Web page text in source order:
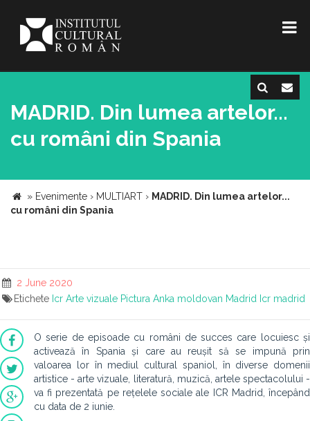
MADRID. Din lumea artelor...
cu români din Spania
» Evenimente › MULTIART › MADRID. Din lumea artelor...
cu români din Spania
2 June 2020
Etichete Icr Arte vizuale Pictura Anka moldovan Madrid Icr madrid
O serie de episoade cu români de succes care locuiesc și
activează în Spania și care au reușit să se impună prin
valoarea lor în mediul cultural spaniol, în diverse domenii
artistice - arte vizuale, literatură, muzică, artele spectacolului -
va fi prezentată pe rețelele sociale ale ICR Madrid, începând
cu data de 2 iunie.